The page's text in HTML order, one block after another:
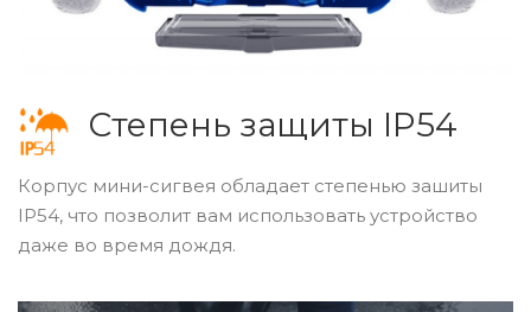
Степень защиты IP54
Корпус мини-сигвея обладает степенью зашиты
IP54, что позволит вам использовать устройство
даже во время дождя.